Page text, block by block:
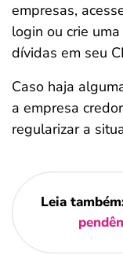
empresas,
login ou crie
dívidas em seu
Caso haja
a empresa
regularizar a
Leia